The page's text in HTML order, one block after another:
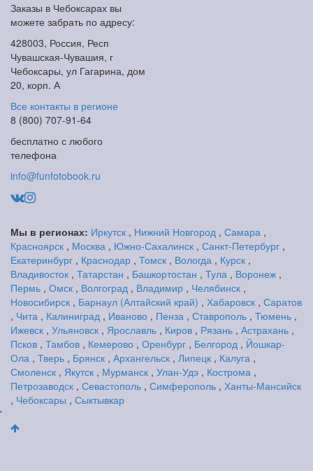
Заказы в Чебоксарах вы
можете забрать по адресу:
428003, Россия, Респ
Чувашская-Чувашия, г
Чебоксары, ул Гагарина, дом
20, корп. А
Все контакты в регионе
8 (800) 707-91-64
бесплатно с любого
телефона
info@funfotobook.ru
Мы в регионах: Иркутск , Нижний Новгород , Самара ,
Красноярск , Москва , Южно-Сахалинск , Санкт-Петербург ,
Екатеринбург , Краснодар , Томск , Вологда , Курск ,
Владивосток , Татарстан , Башкортостан , Тула , Воронеж ,
Пермь , Омск , Волгоград , Владимир , Челябинск ,
Новосибирск , Барнаул (Алтайский край) , Хабаровск , Саратов
, Чита , Калиниград , Иваново , Пенза , Ставрополь , Тюмень ,
Ижевск , Ульяновск , Ярославль , Киров , Рязань , Астрахань ,
Псков , Тамбов , Кемерово , Оренбург , Белгород , Йошкар-
Ола , Тверь , Брянск , Архангельск , Липецк , Калуга ,
Смоленск , Якутск , Мурманск , Улан-Удэ , Кострома ,
Петрозаводск , Севастополь , Симферополь , Ханты-Мансийск
, Чебоксары , Сыктывкар
'